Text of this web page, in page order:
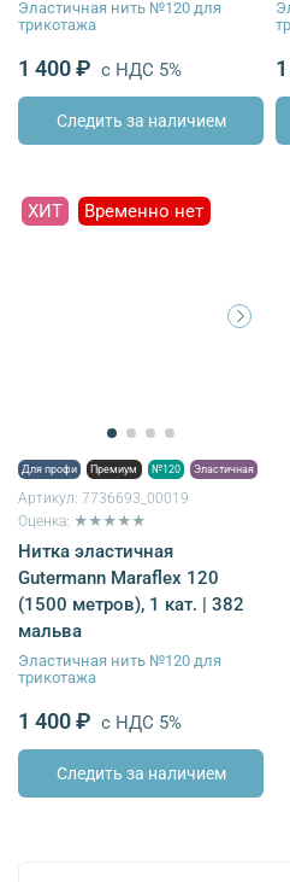
Эластичная нить №120 для
трикотажа
1 400 ₽ с НДС 5%
Следить за наличием
ХИТ Временно нет
Для профи Премиум №120 Эластичная
Артикул: 7736693_00019
Оценка: ★★★★★
Нитка эластичная
Gutermann Maraflex 120
(1500 метров), 1 кат. | 382
мальва
Эластичная нить №120 для
трикотажа
1 400 ₽ с НДС 5%
Следить за наличием